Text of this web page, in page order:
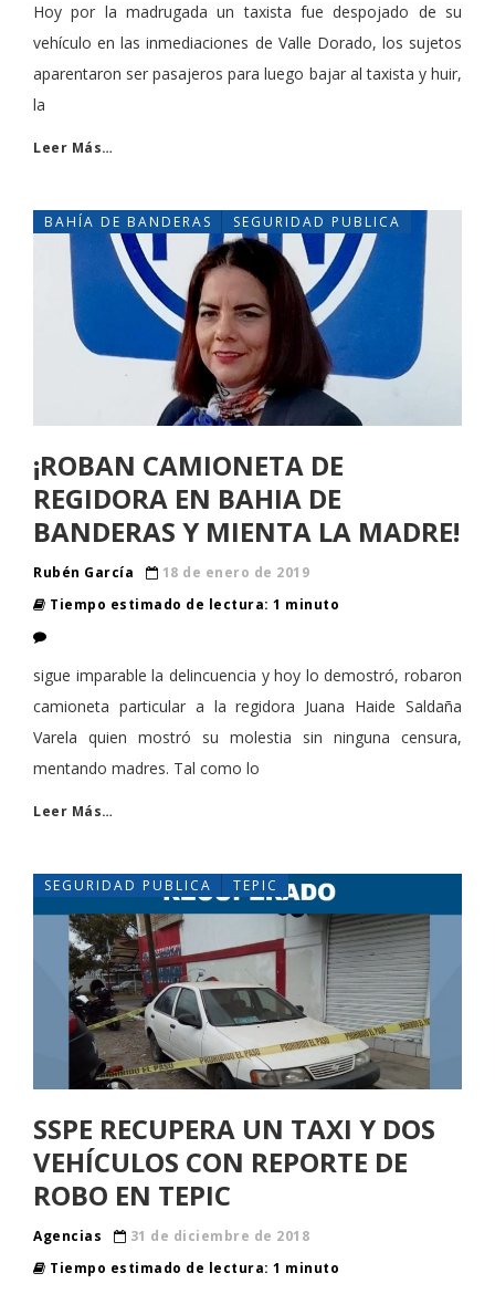
Hoy por la madrugada un taxista fue despojado de su
vehículo en las inmediaciones de Valle Dorado, los sujetos
aparentaron ser pasajeros para luego bajar al taxista y huir,
la
Leer Más…
BAHÍA DE BANDERAS SEGURIDAD PUBLICA
¡ROBAN CAMIONETA DE
REGIDORA EN BAHIA DE
BANDERAS Y MIENTA LA MADRE!
Rubén García
18 de enero de 2019
Tiempo estimado de lectura: 1 minuto
sigue imparable la delincuencia y hoy lo demostró, robaron
camioneta particular a la regidora Juana Haide Saldaña
Varela quien mostró su molestia sin ninguna censura,
mentando madres. Tal como lo
Leer Más…
SEGURIDAD PUBLICA TEPIC
SSPE RECUPERA UN TAXI Y DOS
VEHÍCULOS CON REPORTE DE
ROBO EN TEPIC
Agencias
31 de diciembre de 2018
Tiempo estimado de lectura: 1 minuto